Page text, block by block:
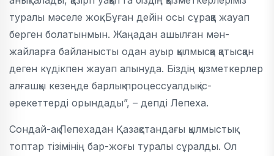
туралы мәселе жоқ. Бұған дейін осы сұраққа жауап
берген болатынмын. Жаңадан ашылған мән-
жайларға байланысты одан ауыр қылмысқа қатысқан
деген күдікпен жауап алынуда. Біздің қызметкерлер
алғашқы кезеңде барлық процессуалдық іс-
әрекеттерді орындады”, – депді Лепеха.
Сондай-ақ Лепехадан Қазақстандағы қылмыстық
топтар тізімінің бар-жоғы туралы сұралды. Ол